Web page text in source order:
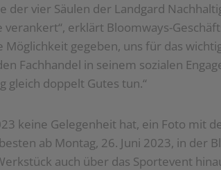
der vier Säulen der Landgard
erklärt Bloomways-
gegeben, uns für das
Fachhandel in seinem sozialen
gleich doppelt Gutes tun.“
keine Gelegenheit hat, ein Foto mit
ab Montag, 26. Juni 2023, in der
auch über das Sportevent